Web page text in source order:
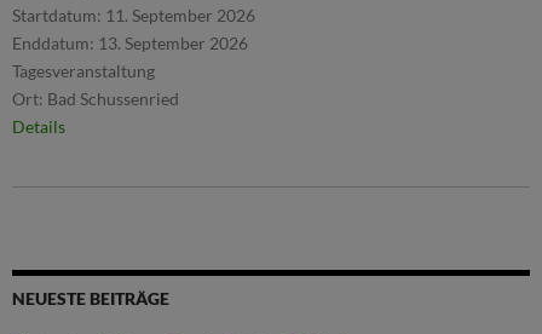
Startdatum: 11. September 2026
Enddatum: 13. September 2026
Tagesveranstaltung
Ort: Bad Schussenried
Details
NEUESTE BEITRÄGE